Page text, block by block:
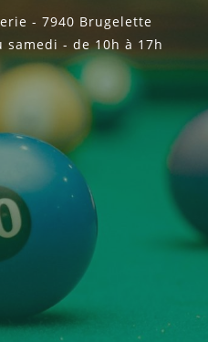
- 7940 Brugelette
- de 10h à 17h